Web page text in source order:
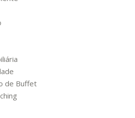
de Buffet